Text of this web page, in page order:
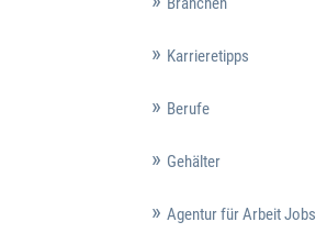
Karrieretipps
Berufe
Gehälter
Agentur für Arbeit Jobs